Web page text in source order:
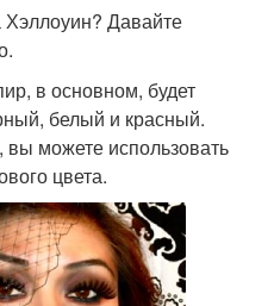
Давайте
в основном, будет
белый и красный.
можете использовать
цвета.